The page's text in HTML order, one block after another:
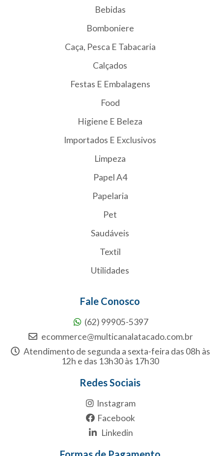
Bebidas
Bomboniere
Caça, Pesca E Tabacaria
Calçados
Festas E Embalagens
Food
Higiene E Beleza
Importados E Exclusivos
Limpeza
Papel A4
Papelaria
Pet
Saudáveis
Textil
Utilidades
Fale Conosco
(62) 99905-5397
ecommerce@multicanalatacado.com.br
Atendimento de segunda a sexta-feira das 08h às
12h e das 13h30 às 17h30
Redes Sociais
Instagram
Facebook
Linkedin